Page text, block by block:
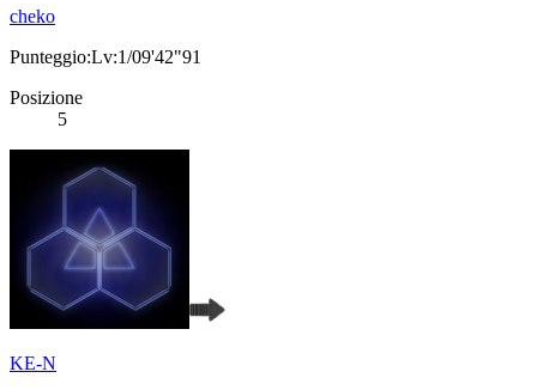
cheko
Punteggio:Lv:1/09'42"91
Posizione
5
KE-N